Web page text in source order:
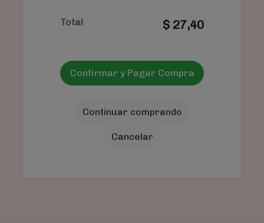
Total $ 27,40
Confirmar y Pagar Compra
Continuar comprando
Cancelar